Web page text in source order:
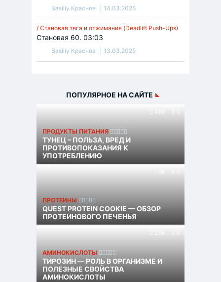
Basiliy Краснов 14.03.2025
/ Становая тяга и отжимания (Deadlift Push-Ups)
Становая 60. 03:03
Basiliy Краснов 13.03.2025
ПОПУЛЯРНОЕ НА САЙТЕ
48K
ПРОДУКТЫ ПИТАНИЯ
ТУНЕЦ – ПОЛЬЗА, ВРЕД И
ПРОТИВОПОКАЗАНИЯ К
УПОТРЕБЛЕНИЮ
9K 0
ПРОТЕИНЫ
QUEST PROTEIN COOKIE — ОБЗОР
ПРОТЕИНОВОГО ПЕЧЕНЬЯ
23K
АМИНОКИСЛОТЫ
ТИРОЗИН — РОЛЬ В ОРГАНИЗМЕ И
ПОЛЕЗНЫЕ СВОЙСТВА
АМИНОКИСЛОТЫ